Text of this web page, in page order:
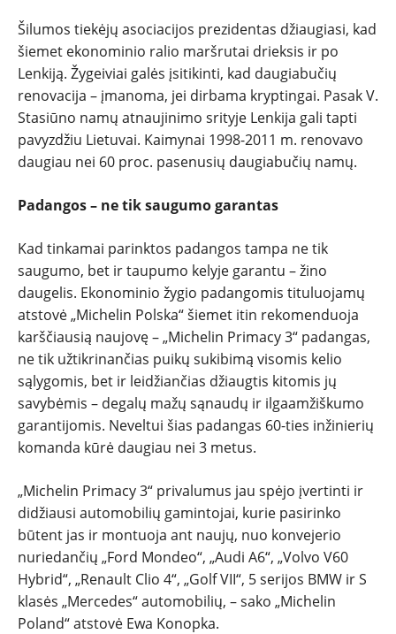
Šilumos tiekėjų asociacijos prezidentas džiaugiasi, kad
šiemet ekonominio ralio maršrutai drieksis ir po
Lenkiją. Žygeiviai galės įsitikinti, kad daugiabučių
renovacija – įmanoma, jei dirbama kryptingai. Pasak V.
Stasiūno namų atnaujinimo srityje Lenkija gali tapti
pavyzdžiu Lietuvai. Kaimynai 1998-2011 m. renovavo
daugiau nei 60 proc. pasenusių daugiabučių namų.
Padangos – ne tik saugumo garantas
Kad tinkamai parinktos padangos tampa ne tik
saugumo, bet ir taupumo kelyje garantu – žino
daugelis. Ekonominio žygio padangomis tituluojamų
atstovė „Michelin Polska“ šiemet itin rekomenduoja
karščiausią naujovę – „Michelin Primacy 3“ padangas,
ne tik užtikrinančias puikų sukibimą visomis kelio
sąlygomis, bet ir leidžiančias džiaugtis kitomis jų
savybėmis – degalų mažų sąnaudų ir ilgaamžiškumo
garantijomis. Neveltui šias padangas 60-ties inžinierių
komanda kūrė daugiau nei 3 metus.
„Michelin Primacy 3“ privalumus jau spėjo įvertinti ir
didžiausi automobilių gamintojai, kurie pasirinko
būtent jas ir montuoja ant naujų, nuo konvejerio
nuriedančių „Ford Mondeo“, „Audi A6“, „Volvo V60
Hybrid“, „Renault Clio 4“, „Golf VII“, 5 serijos BMW ir S
klasės „Mercedes“ automobilių, – sako „Michelin
Poland“ atstovė Ewa Konopka.